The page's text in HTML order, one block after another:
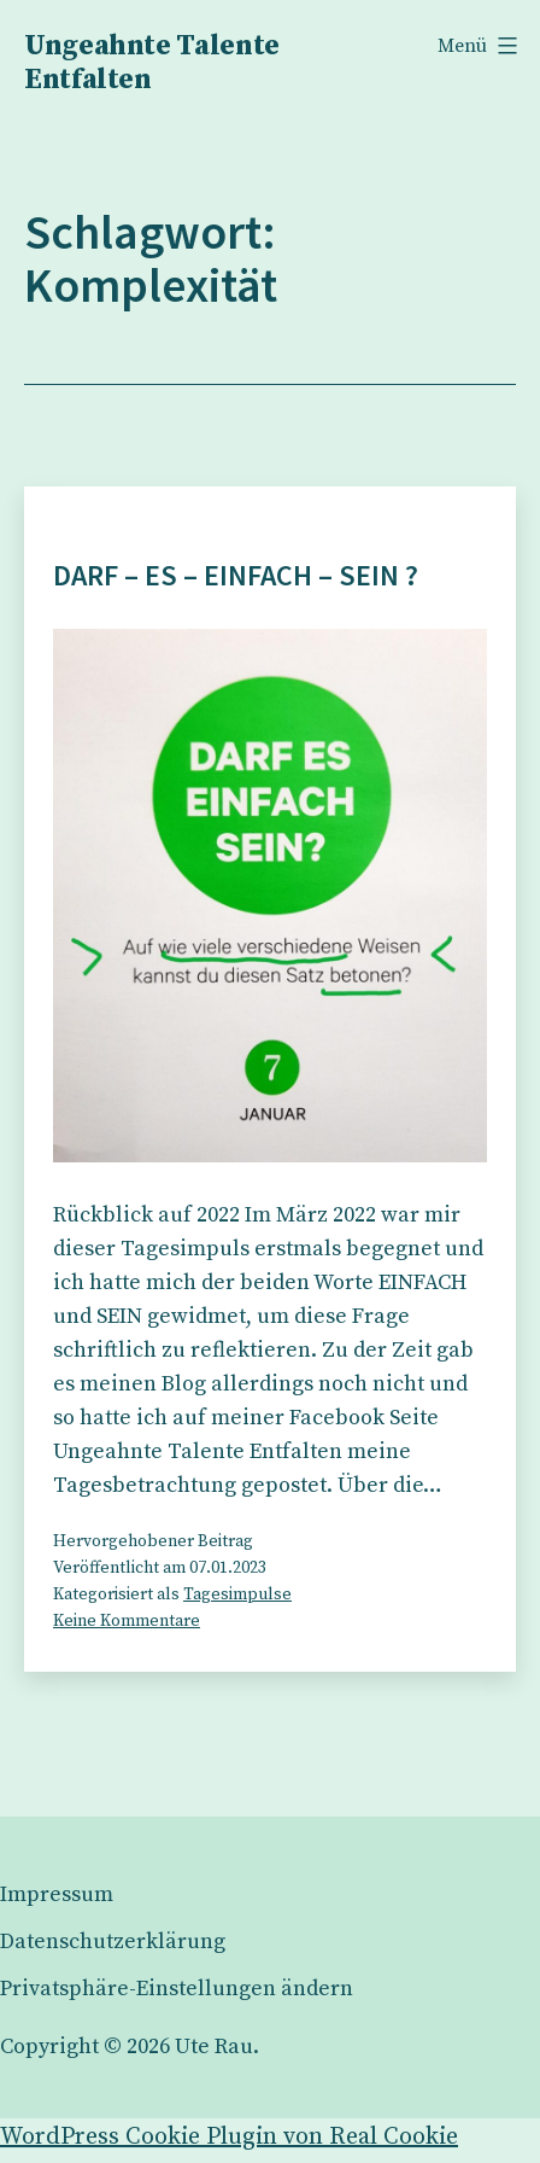
Inhalt
springen
Ungeahnte Talente
Entfalten
Menü
Schlagwort:
Komplexität
DARF – ES – EINFACH – SEIN ?
Rückblick auf 2022 Im März 2022 war mir
dieser Tagesimpuls erstmals begegnet und
ich hatte mich der beiden Worte EINFACH
und SEIN gewidmet, um diese Frage
schriftlich zu reflektieren. Zu der Zeit gab
es meinen Blog allerdings noch nicht und
so hatte ich auf meiner Facebook Seite
Ungeahnte Talente Entfalten meine
Tagesbetrachtung gepostet. Über die…
Hervorgehobener Beitrag
Veröffentlicht am07.01.2023
Kategorisiert als Tagesimpulse
Keine Kommentare
–
Copyright © 2026 Ute Rau.
Impressum
Datenschutzerklärung
Privatsphäre-Einstellungen ändern
WordPress Cookie Plugin von Real Cookie